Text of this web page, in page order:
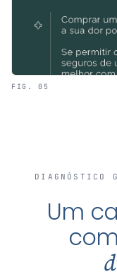
FIG. 05
DIAGNÓSTICO
Um